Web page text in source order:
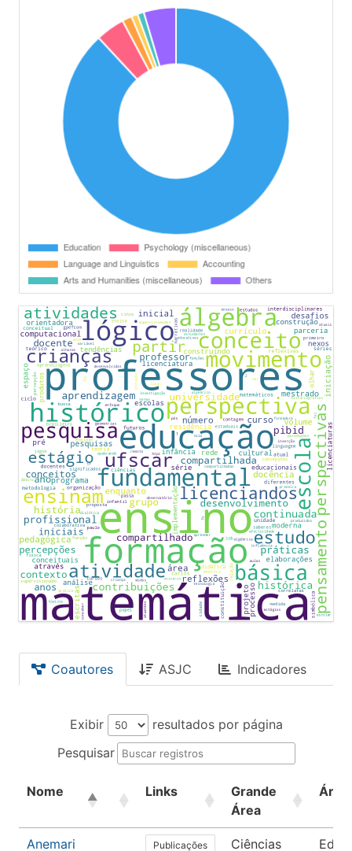
Coautores ASJC Indicadores
Exibir
resultados por página
Pesquisar
Nome Links
Grande
Área
Área
Anemari Publicações Ciências